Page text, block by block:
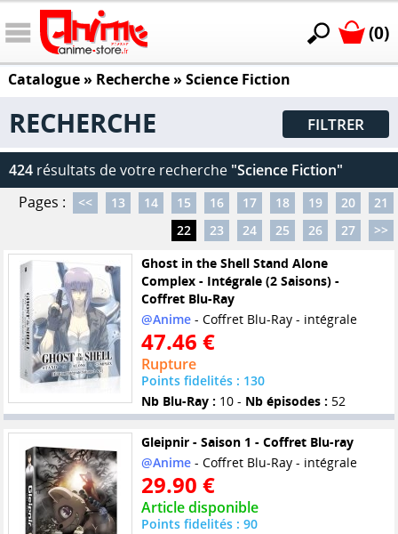
(0)
Catalogue» Recherche » Science Fiction
RECHERCHE FILTRER
424 résultats de votre recherche "Science Fiction"
Pages :
<< 13 14 15 16 17 18 19 20
21
22
23 24 25 26 27
>>
Ghost in the Shell Stand Alone
Complex - Intégrale (2 Saisons) -
Coffret Blu-Ray
@Anime- Coffret Blu-Ray - intégrale
47.46 €
Rupture
Points fidelités : 130
Nb Blu-Ray : 10 - Nb épisodes : 52
Gleipnir - Saison 1 - Coffret Blu-ray
@Anime- Coffret Blu-Ray - intégrale
29.90 €
Article disponible
Points fidelités : 90